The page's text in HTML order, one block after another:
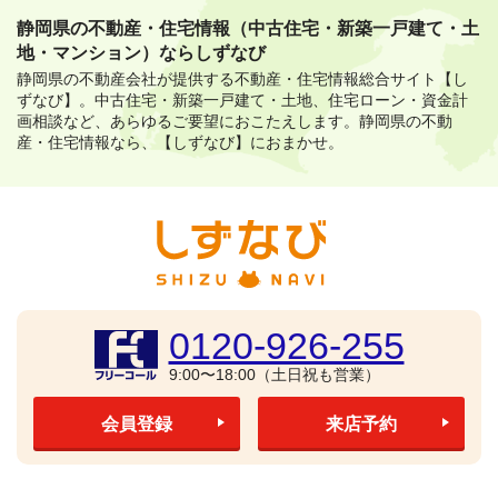
静岡県の不動産・住宅情報（中古住宅・新築一戸建て・土
地・マンション）ならしずなび
静岡県の不動産会社が提供する不動産・住宅情報総合サイト【し
ずなび】。 中古住宅・新築一戸建て・土地、住宅ローン・資金計
画相談など、あらゆるご要望におこたえします。 静岡県の不動
産・住宅情報なら、【しずなび】におまかせ。
0120-926-255
9:00〜18:00（土日祝も営業）
会員登録 来店予約